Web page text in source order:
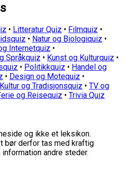
• Litteratur Quiz • Filmquiz •
• Natur og Biologiquiz •
Internetquiz •
Språkquiz • Kunst og Kulturquiz •
• Politikkquiz • Handel og
• Design og Motequiz •
og Tradisjonsquiz • TV og
og Reisequiz • Trivia Quiz
og ikke et leksikon.
bør derfor tas med kraftig
andre steder.